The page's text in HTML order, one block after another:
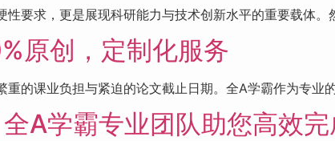
要求，更是展现科研能力与技术创新水平的重要载体
原创，定制化服务
的课业负担与紧迫的论文截止日期。全A学霸作为专业
A学霸专业团队助您高效